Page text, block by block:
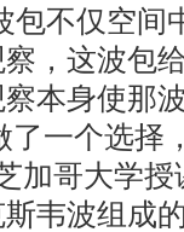
包不仅空间
，这波包
本身使那
一个选择
加哥大学
韦波组成